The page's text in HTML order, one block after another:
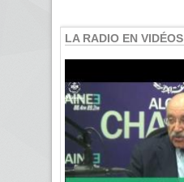
LA RADIO EN VIDÉOS